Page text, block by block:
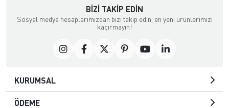
BIZI TAKIP EDIN
Sosyal medya hesaplarımızdan bizi takip edin, en yeni ürünlerimizi
kaçırmayın!
KURUMSAL
ÖDEME